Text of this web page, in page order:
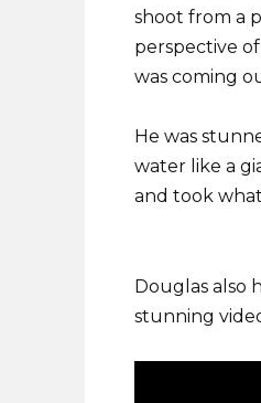
shoot from a
perspective
was coming
He was
water like a
and took
Douglas also
stunning